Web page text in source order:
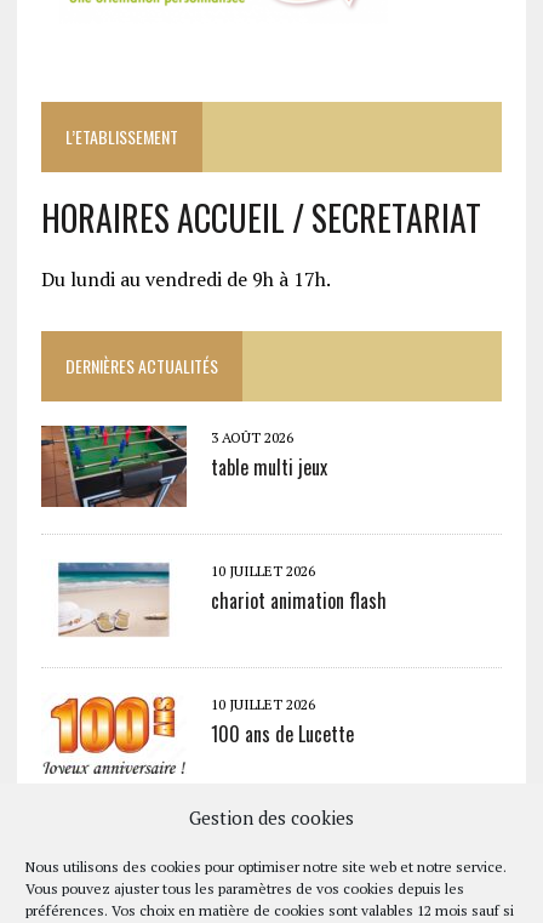
Gestion des cookies
Nous utilisons des cookies pour optimiser notre site web et notre service.
Vous pouvez ajuster tous les paramètres de vos cookies depuis les
préférences. Vos choix en matière de cookies sont valables 12 mois sauf si
L’ETABLISSEMENT
HORAIRES ACCUEIL / SECRETARIAT
Du lundi au vendredi de 9h à 17h.
DERNIÈRES ACTUALITÉS
3 AOÛT 2026
table multi jeux
10 JUILLET 2026
chariot animation flash
10 JUILLET 2026
100 ans de Lucette
Tour AURA (Auvergne Rhône Alpes)